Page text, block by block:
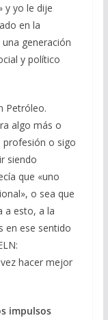
y yo le dije
en la
generación
y político
Petróleo.
algo más o
profesión o sigo
siendo
que «uno
o sea que
a esto, a la
en ese sentido
hacer mejor
impulsos